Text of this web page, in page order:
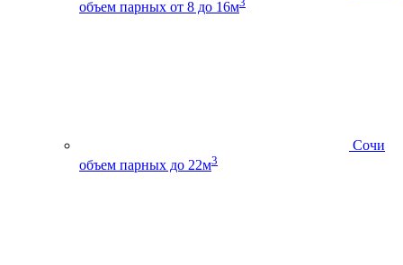
объем парных от 8 до 16м
Сочи
объем парных до 22м3